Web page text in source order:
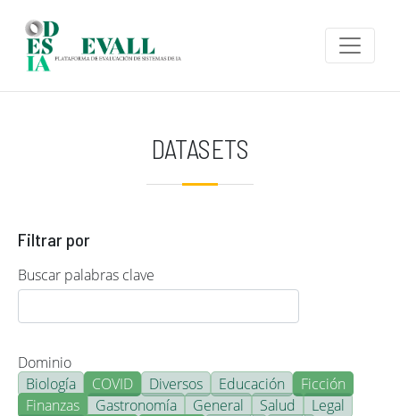
DATASETS
Filtrar por
Buscar palabras clave
Dominio
Biología
COVID Diversos Educación
Ficción
Finanzas
Gastronomía General Salud
Legal